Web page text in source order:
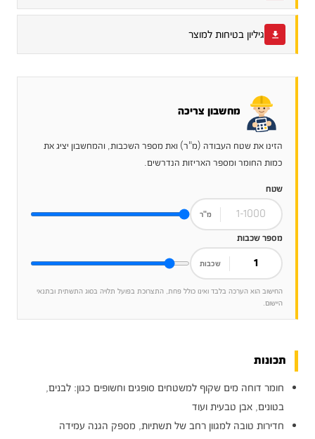
גיליון בטיחות למוצר
מחשבון צריכה
הזינו את שטח העבודה (מ"ר) ואת מספר השכבות, והמחשבון יציג את
כמות החומר ומספר האריזות הנדרשים.
שטח
מ"ר
מספר שכבות
שכבות
החישוב הוא הערכה בלבד ואינו כולל פחת, התצרוכת בפועל תלויה בסוג התשתית ובתנאי
היישום.
תכונות
חומר דוחה מים שקוף למשטחים סופגים וחשופים כגון: לבנים,
בטונים, אבן טבעית ועוד
חדירות טובה למגוון רחב של תשתיות, מספק הגנה עמידה